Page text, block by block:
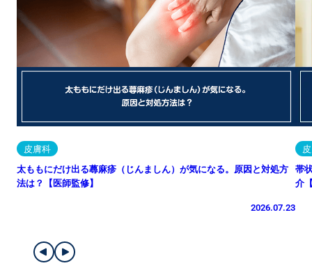
皮膚科
太ももにだけ出る蕁麻疹（じんましん）が気になる。原因と対処方
法は？【医師監修】
2026.07.23
帯
介